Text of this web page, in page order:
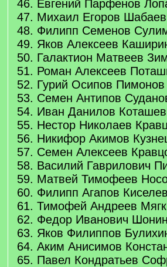
46. Евгений Парфенов
47. Михаил Егоров
48. Филипп Семенов
49. Яков Алексеев
50. Галактион Матвеев
51. Роман Алексеев
52. Гурий Осипов Пимонов
53. Семен Антипов
54. Иван Данилов
55. Нестор Николаев
56. Никифор Акимов
57. Семен Алексеев
58. Василий Гаврилович
59. Матвей Тимофеев
60. Филипп Агапов
61. Тимофей Андреев
62. Федор Иванович
63. Яков Филиппов
64. Аким Анисимов
65. Павел Кондратьев